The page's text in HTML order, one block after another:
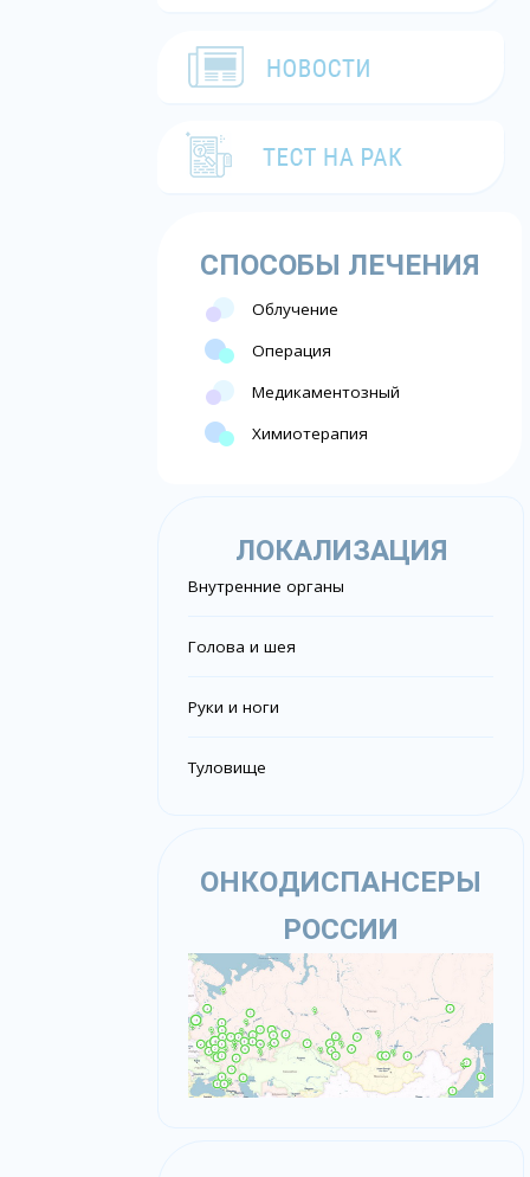
СПОСОБЫ ЛЕЧЕНИЯ
Облучение
Операция
Медикаментозный
Химиотерапия
ЛОКАЛИЗАЦИЯ
Внутренние органы
Голова и шея
Руки и ноги
Туловище
ОНКОДИСПАНСЕРЫ
РОССИИ